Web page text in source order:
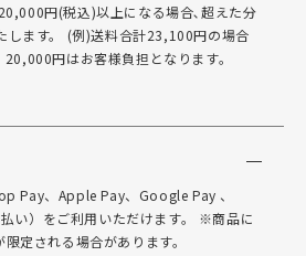
円(税込)以上になる場合､超えた分
します。 (例)送料合計23,100円の場合
円はお客様負担となります。
Pay、Apple Pay、Google Pay 、
い）をご利用いただけます。 ※商品に
定される場合があります。